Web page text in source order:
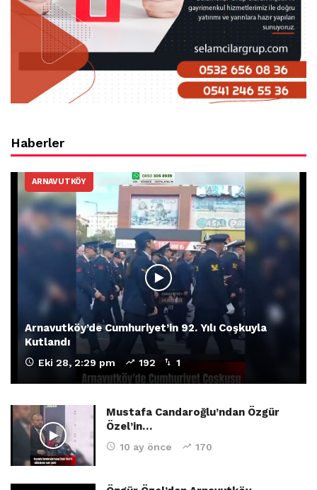
Haberler
ARNAVUTKÖY
Arnavutköy’de Cumhuriyet’in 92. Yılı Coşkuyla
Kutlandı
Eki 28, 2:29 pm 192 1
Mustafa Candaroğlu’ndan Özgür
Özel’in…
10 ay önce 170